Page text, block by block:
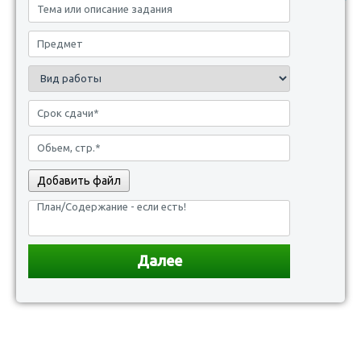
Добавить файл